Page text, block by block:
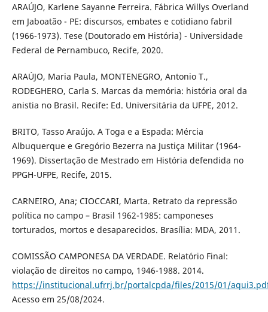
ARAÚJO, Karlene Sayanne Ferreira. Fábrica Willys Overland
em Jaboatão - PE: discursos, embates e cotidiano fabril
(1966-1973). Tese (Doutorado em História) - Universidade
Federal de Pernambuco, Recife, 2020.
ARAÚJO, Maria Paula, MONTENEGRO, Antonio T.,
RODEGHERO, Carla S. Marcas da memória: história oral da
anistia no Brasil. Recife: Ed. Universitária da UFPE, 2012.
BRITO, Tasso Araújo. A Toga e a Espada: Mércia
Albuquerque e Gregório Bezerra na Justiça Militar (1964-
1969). Dissertação de Mestrado em História defendida no
PPGH-UFPE, Recife, 2015.
CARNEIRO, Ana; CIOCCARI, Marta. Retrato da repressão
política no campo – Brasil 1962-1985: camponeses
torturados, mortos e desaparecidos. Brasília: MDA, 2011.
COMISSÃO CAMPONESA DA VERDADE. Relatório Final:
violação de direitos no campo, 1946-1988. 2014.
https://institucional.ufrrj.br/portalcpda/files/2015/01/
Acesso em 25/08/2024.